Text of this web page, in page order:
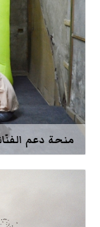
منحة دعم